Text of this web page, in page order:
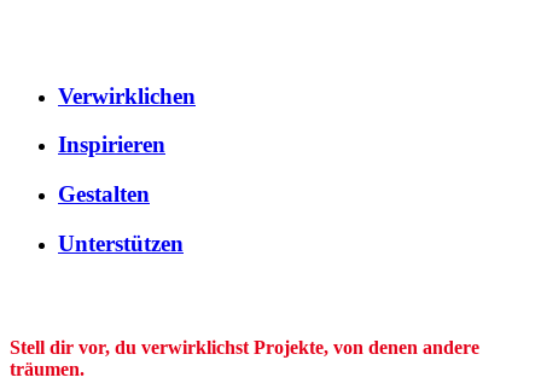
Verwirklichen
Inspirieren
Gestalten
Unterstützen
Stell dir vor, du verwirklichst Projekte, von denen andere
träumen.